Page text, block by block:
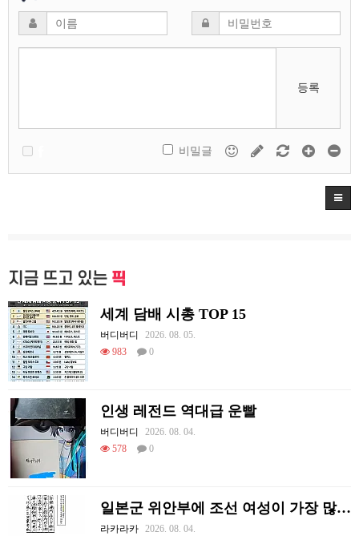
등록
비밀글
지금 뜨고 있는 픽
세계 담배 시총 TOP 15
버디버디
2026. 08. 05.
983
0
인생 레전드 역대급 운빨
버디버디
2026. 08. 04.
578
0
일본군 위안부에 조선 여성이 가장 많았던 이유
라카라카 2026. 08. 04.